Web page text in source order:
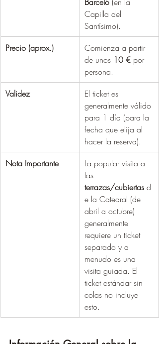
Capilla del
Santísimo).
Precio (aprox.)
Comienza a partir
de unos 10 € por
persona.
Validez
El ticket es
generalmente válido
para 1 día (para la
fecha que elija al
hacer la reserva).
Nota Importante
La popular visita a
las
terrazas/cubiertas d
e la Catedral (de
abril a octubre)
generalmente
requiere un ticket
separado y a
menudo es una
visita guiada. El
ticket estándar sin
colas no incluye
esto.